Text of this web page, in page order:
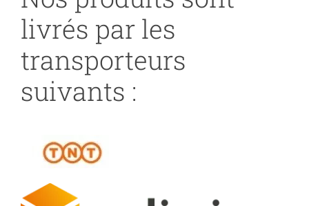
livrés par les
transporteurs
suivants :